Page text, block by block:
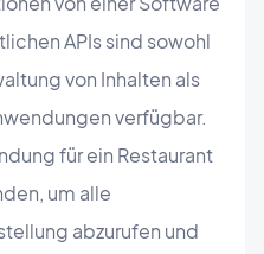
APIs sind sowohl
von Inhalten als
verfügbar.
für ein Restaurant
um alle
abzurufen und